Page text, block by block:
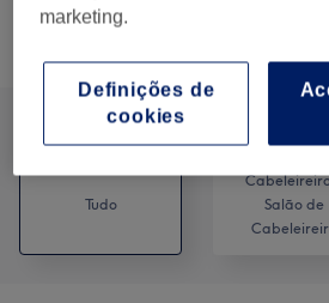
Tudo
Salão de
marketing.
Definições de
cookies